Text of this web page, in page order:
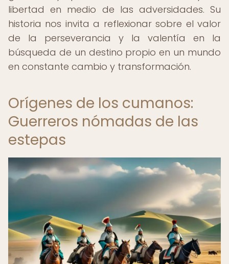
libertad en medio de las adversidades. Su
historia nos invita a reflexionar sobre el valor
de la perseverancia y la valentía en la
búsqueda de un destino propio en un mundo
en constante cambio y transformación.
Orígenes de los cumanos:
Guerreros nómadas de las
estepas